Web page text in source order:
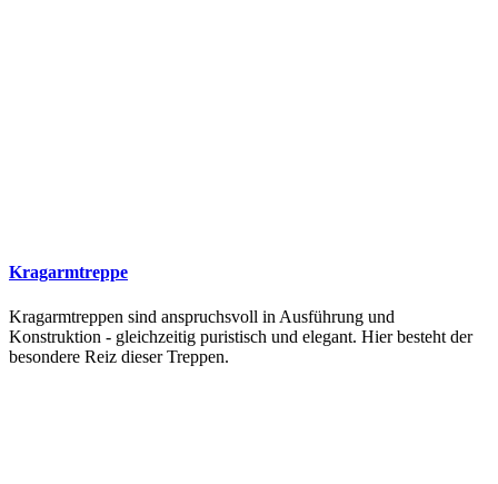
Kragarmtreppe
Kragarmtreppen sind anspruchsvoll in Ausführung und
Konstruktion - gleichzeitig puristisch und elegant. Hier besteht der
besondere Reiz dieser Treppen.